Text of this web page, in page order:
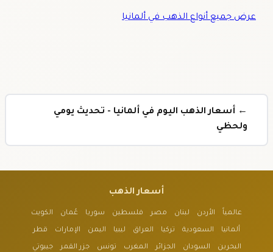
عرض جميع أنواع الذهب في ألمانيا
← أسعار الذهب اليوم في ألمانيا - تحديث يومي
ولحظي
أسعار الذهب
عالمياً الأردن لبنان مصر فلسطين سوريا عُمان الكويت
ألمانيا السعودية تركيا العراق ليبيا اليمن الإمارات قطر
البحرين السودان الجزائر المغرب تونس جزر القمر جيبوتي